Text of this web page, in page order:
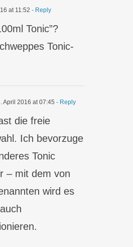
at 11:52 - Reply
Tonic”?
Tonic-
April 2016 at 07:45 - Reply
die freie
Ich bevorzuge
Tonic
– mit dem von
wird es